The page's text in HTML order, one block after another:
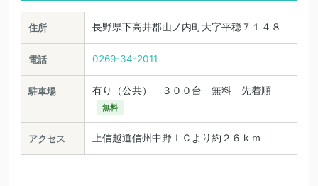
住所 長野県下高井郡山ノ内町大字平穏７１４８
電話 0269-34-2011
駐車場 有り（公共） ３００台 無料 先着順
無料
アクセス 上信越道信州中野ＩＣより約２６ｋｍ